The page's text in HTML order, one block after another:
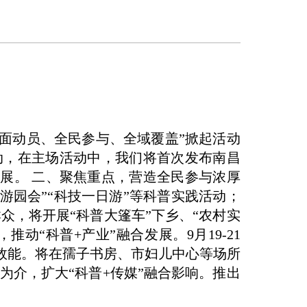
动员、全民参与、全域覆盖”掀起活动
在主场活动中，我们将首次发布南昌
。 二、聚焦重点，营造全民参与浓厚
会”“科技一日游”等科普实践活动；
，将开展“科普大篷车”下乡、“农村实
动“科普+产业”融合发展。9月19-21
能。将在孺子书房、市妇儿中心等场所
介，扩大“科普+传媒”融合影响。推出